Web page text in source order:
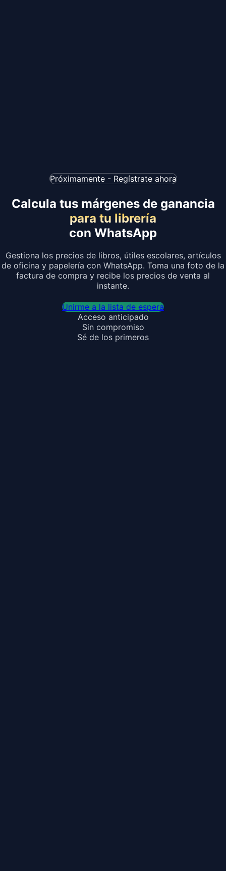
Próximamente - Regístrate ahora
Calcula tus márgenes de ganancia
para tu librería
con WhatsApp
Gestiona los precios de libros, útiles escolares, artículos
de oficina y papelería con WhatsApp. Toma una foto de la
factura de compra y recibe los precios de venta al
instante.
Unirme a la lista de espera
Acceso anticipado
Sin compromiso
Sé de los primeros